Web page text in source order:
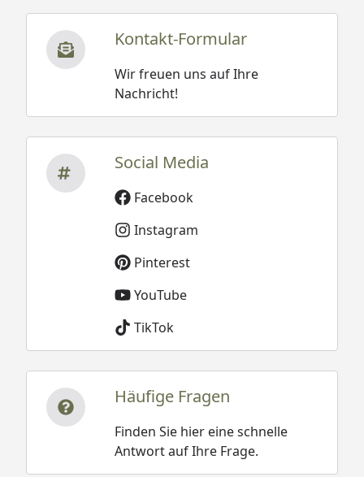
Kontakt-Formular
Wir freuen uns auf Ihre
Nachricht!
Social Media
Facebook
Instagram
Pinterest
YouTube
TikTok
Häufige Fragen
Finden Sie hier eine schnelle
Antwort auf Ihre Frage.